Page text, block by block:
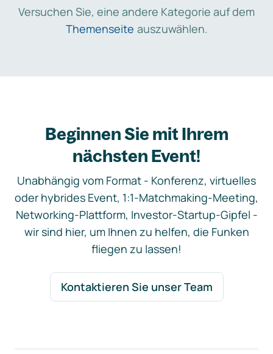
Versuchen Sie, eine andere Kategorie auf dem
Themenseite auszuwählen.
Beginnen Sie mit Ihrem
nächsten Event!
Unabhängig vom Format - Konferenz, virtuelles
oder hybrides Event, 1:1-Matchmaking-Meeting,
Networking-Plattform, Investor-Startup-Gipfel -
wir sind hier, um Ihnen zu helfen, die Funken
fliegen zu lassen!
Kontaktieren Sie unser Team